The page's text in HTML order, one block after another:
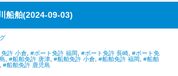
船舶(2024-09-03)
許 小倉 #ボート免許 福岡 #ボート免許 長崎 #ボート免
#船舶免許 唐津 #船舶免許 小倉 #船舶免許 福岡
#船舶
#船舶免許 鹿児島